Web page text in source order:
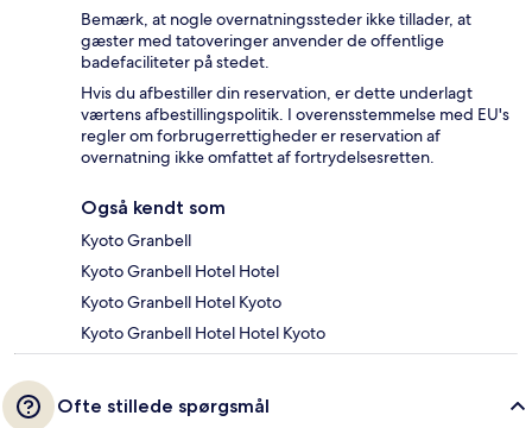
Bemærk, at nogle overnatningssteder ikke tillader, at
gæster med tatoveringer anvender de offentlige
badefaciliteter på stedet.
Hvis du afbestiller din reservation, er dette underlagt
værtens afbestillingspolitik. I overensstemmelse med EU's
regler om forbrugerrettigheder er reservation af
overnatning ikke omfattet af fortrydelsesretten.
Også kendt som
Kyoto Granbell
Kyoto Granbell Hotel Hotel
Kyoto Granbell Hotel Kyoto
Kyoto Granbell Hotel Hotel Kyoto
Ofte stillede spørgsmål